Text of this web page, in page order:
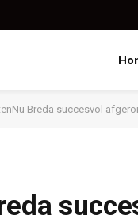
Breda succesvol